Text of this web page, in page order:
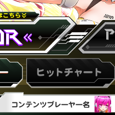
プレーデータ
ヒットチャート